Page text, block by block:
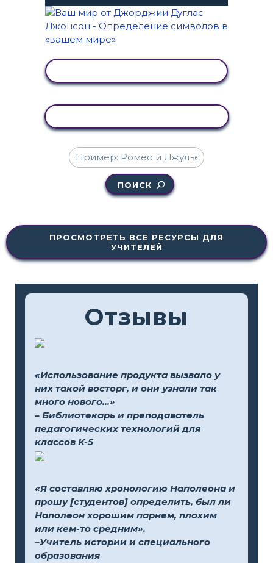
ПОИСК
ПРОСМОТРЕТЬ ВСЕ РЕСУРСЫ ДЛЯ
УЧИТЕЛЕЙ
Отзывы
«Использование продукта вызвало у
них такой восторг, и они узнали так
много нового...»
– Библиотекарь и преподаватель
педагогических технологий для
классов K-5
«Я составляю хронологию Наполеона и
прошу [студентов] определить, был ли
Наполеон хорошим парнем, плохим
или кем-то средним».
–Учитель истории и специального
образования